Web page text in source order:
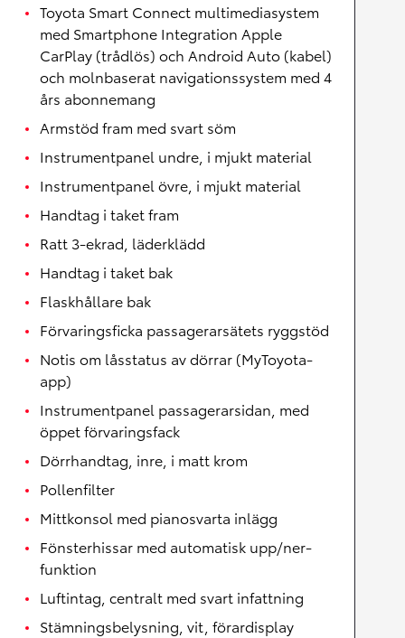
Toyota Smart Connect multimediasystem
med Smartphone Integration Apple
CarPlay (trådlös) och Android Auto (kabel)
och molnbaserat navigationssystem med 4
års abonnemang
Armstöd fram med svart söm
Instrumentpanel undre, i mjukt material
Instrumentpanel övre, i mjukt material
Handtag i taket fram
Ratt 3-ekrad, läderklädd
Handtag i taket bak
Flaskhållare bak
Förvaringsficka passagerarsätets ryggstöd
Notis om låsstatus av dörrar (MyToyota-
app)
Instrumentpanel passagerarsidan, med
öppet förvaringsfack
Dörrhandtag, inre, i matt krom
Pollenfilter
Mittkonsol med pianosvarta inlägg
Fönsterhissar med automatisk upp/ner-
funktion
Luftintag, centralt med svart infattning
Stämningsbelysning, vit, förardisplay